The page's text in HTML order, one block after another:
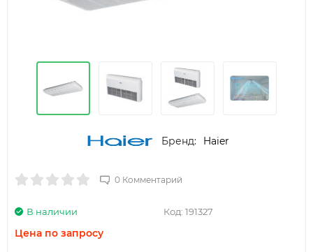
Бренд: Haier
0 Комментарий
Код: 191327
В наличии
Цена по запросу